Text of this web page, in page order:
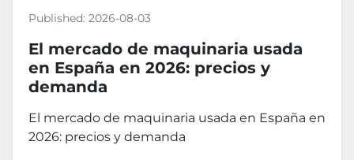
Published: 2026-08-03
El mercado de maquinaria usada
en España en 2026: precios y
demanda
El mercado de maquinaria usada en España en
2026: precios y demanda